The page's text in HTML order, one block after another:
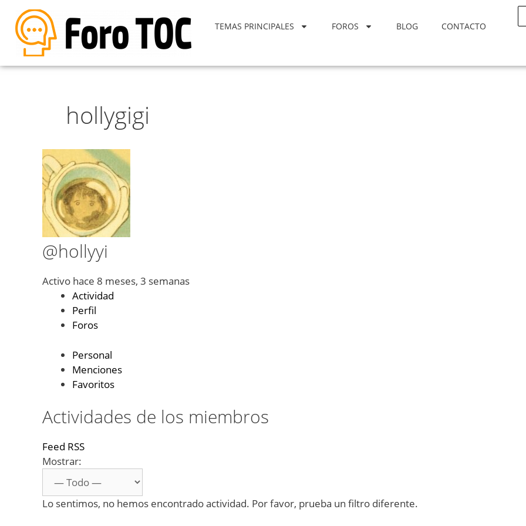
TEMAS PRINCIPALES FOROS BLOG CONTACTO
hollygigi
@hollyyi
Activo hace 8 meses, 3 semanas
Actividad
Perfil
Foros
Personal
Menciones
Favoritos
Actividades de los miembros
Feed RSS
Mostrar:
Lo sentimos, no hemos encontrado actividad. Por favor, prueba un filtro diferente.